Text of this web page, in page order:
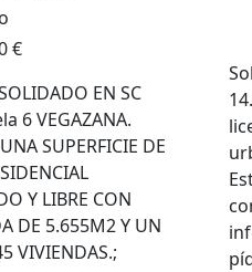
€
EN SC
6 VEGAZANA.
SUPERFICIE DE
Y LIBRE CON
DE 5.655M2 Y UN
VIVIENDAS.;